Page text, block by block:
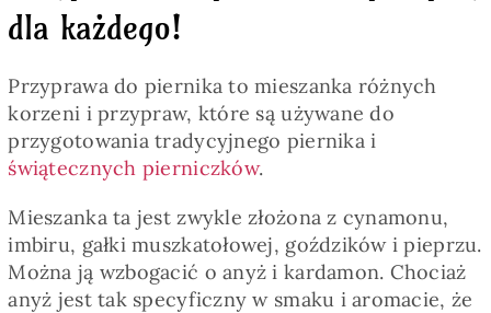
Pieczywo
Posiłki
dla każdego!
Przyprawa do piernika to mieszanka różnych
korzeni i przypraw, które są używane do
przygotowania tradycyjnego piernika i
świątecznych pierniczków.
Mieszanka ta jest zwykle złożona z cynamonu,
imbiru, gałki muszkatołowej, goździków i pieprzu.
Można ją wzbogacić o anyż i kardamon. Chociaż
anyż jest tak specyficzny w smaku i aromacie, że